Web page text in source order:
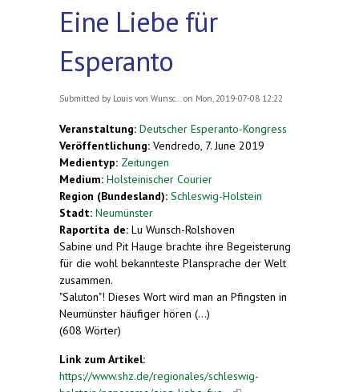
Eine Liebe für
Esperanto
Submitted by Louis von Wunsc... on Mon, 2019-07-08 12:22
Veranstaltung: Deutscher Esperanto-Kongress
Veröffentlichung: Vendredo, 7. June 2019
Medientyp: Zeitungen
Medium: Holsteinischer Courier
Region (Bundesland): Schleswig-Holstein
Stadt: Neumünster
Raportita de: Lu Wunsch-Rolshoven
Sabine und Pit Hauge brachte ihre Begeisterung
für die wohl bekannteste Plansprache der Welt
zusammen.
"Saluton"! Dieses Wort wird man an Pfingsten in
Neumünster häufiger hören (...)
(608 Wörter)
Link zum Artikel:
https://www.shz.de/regionales/schleswig-